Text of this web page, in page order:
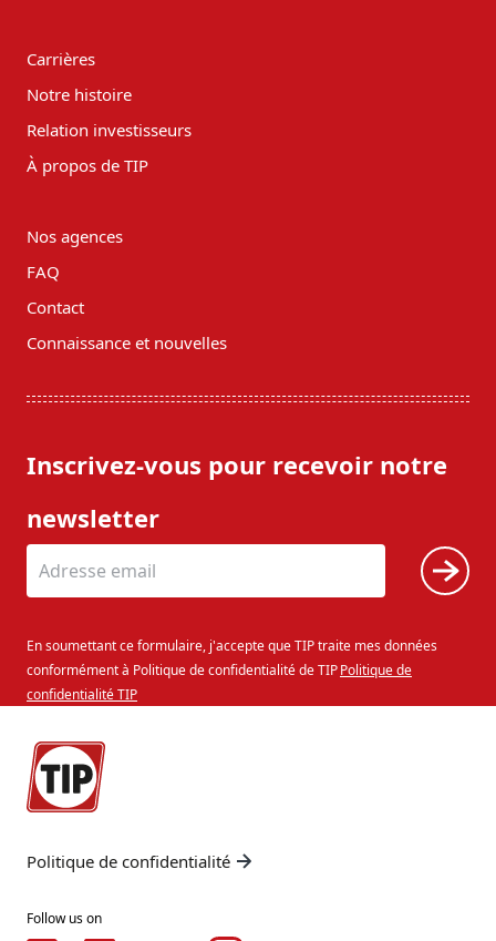
Carrières
Notre histoire
Relation investisseurs
À propos de TIP
Nos agences
FAQ
Contact
Connaissance et nouvelles
Inscrivez-vous pour recevoir notre
newsletter
En soumettant ce formulaire, j'accepte que TIP traite mes données
conformément à Politique de confidentialité de TIPPolitique de
confidentialité TIP
Politique de confidentialité
Follow us on